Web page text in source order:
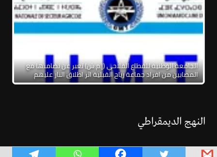
الجامعة الوطنية للقطاع الفلاحي (إ.م.ش) تعبر عن تضامنها مع
المصابين من افراد جماعة رياح القبلية اثر اطلاق النار عليهم
النهج الديمقراطي